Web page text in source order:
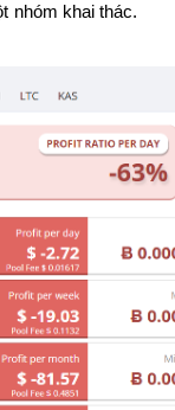
nhóm khai thác.